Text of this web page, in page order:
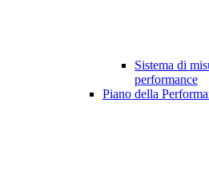
Sistema di
performance
Piano della